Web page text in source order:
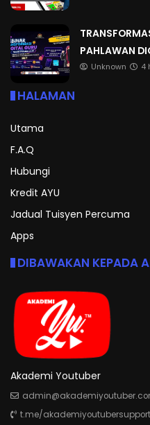
PAHLAWAN
Unknown 4
HALAMAN
Utama
F.A.Q
Hubungi
Kredit AYU
Jadual Tuisyen Percuma
Apps
DIBAWAKAN KEPADA
Akademi Youtuber
t.me/akademiyoutubersupport